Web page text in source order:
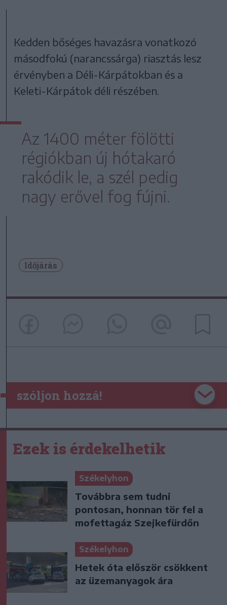
Kedden bőséges havazásra vonatkozó
másodfokú (narancssárga) riasztás lesz
érvényben a Déli-Kárpátokban és a
Keleti-Kárpátok déli részében.
Az 1400 méter fölötti
régiókban új hótakaró
rakódik le, a szél pedig
nagy erővel fog fújni.
Időjárás
szóljon hozzá!
Ezek is érdekelhetik
Székelyhon
Továbbra sem tudni
pontosan, honnan tör fel a
mofettagáz Szejkefürdőn
Székelyhon
Hetek óta először csökkent
az üzemanyagok ára